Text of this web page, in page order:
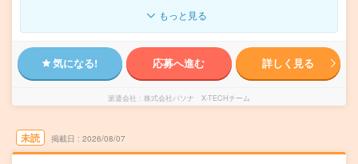
もっと見る
気になる! 応募へ進む 詳しく見る
派遣会社 株式会社パソナ X-TECHチーム
未読 掲載日 2026/08/07